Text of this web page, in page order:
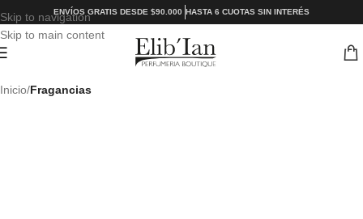
Skip to navigation
Skip to main content
ENVÍOS GRATIS DESDE $90.000 HASTA 6 CUOTAS SIN INTERÉS
Inicio Fragancias